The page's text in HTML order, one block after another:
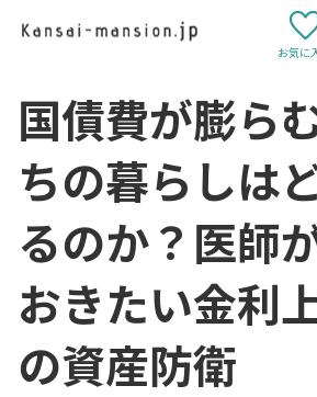
お気に
国債費が膨ら
ちの暮らしは
るのか？医師
おきたい金利
の資産防衛